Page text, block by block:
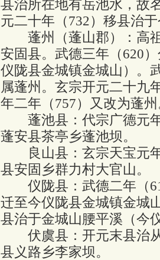
县治所在地有岳池水，故
元二十年（732）移县治
蓬州（蓬山郡）：高祖
安固县。武德三年（620
仪陇县金城镇金城山）。
属蓬州。玄宗开元二十九
年二年（757）又改为
蓬池县：代宗广德元年
蓬安县茶亭乡蓬池坝。
良山县：玄宗天宝元年
县安固乡群力村大官山。
仪陇县：武德二年（
迁至今仪陇县金城镇金城
县治于金城山腰平溪（今
伏虞县：开元末县治从
县义路乡李家坝。